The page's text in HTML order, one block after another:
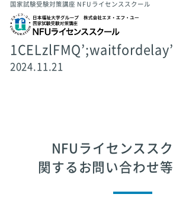
国家試験受験対策講座 NFUライセンススクール
2024.11.21
NFUライセンスス
関するお問い合わせ